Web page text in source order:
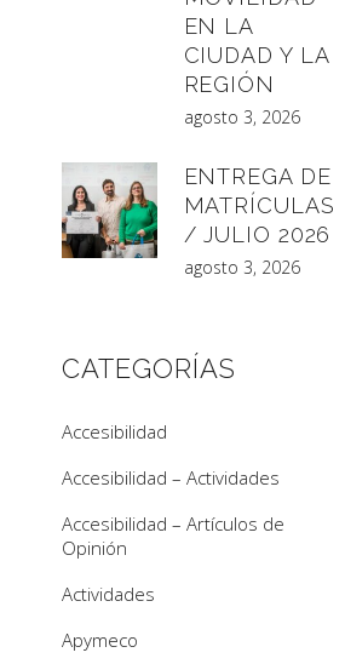
EN LA
CIUDAD Y LA
REGIÓN
agosto 3, 2026
ENTREGA DE
MATRÍCULAS
/ JULIO 2026
agosto 3, 2026
CATEGORÍAS
Accesibilidad
Accesibilidad – Actividades
Accesibilidad – Artículos de
Opinión
Actividades
Apymeco